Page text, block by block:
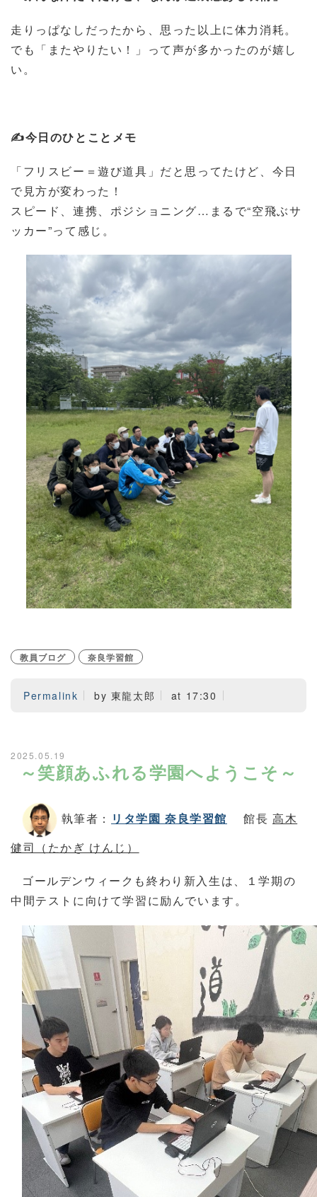
走りっぱなしだったから、思った以上に体力消耗。
でも「またやりたい！」って声が多かったのが嬉し
い。
✍️今日のひとことメモ
「フリスビー＝遊び道具」だと思ってたけど、今日
で見方が変わった！
スピード、連携、ポジショニング… まるで“空飛ぶサ
ッカー”って感じ。
教員ブログ 奈良学習館
Permalink by 東龍太郎 at 17:30
2025.05.19
～笑顔あふれる学園へようこそ～
執筆者： リタ学園 奈良学習館 館長 高木
健司（たかぎ けんじ）
ゴールデンウィークも終わり新入生は、１学期の
中間テストに向けて学習に励んでいます。